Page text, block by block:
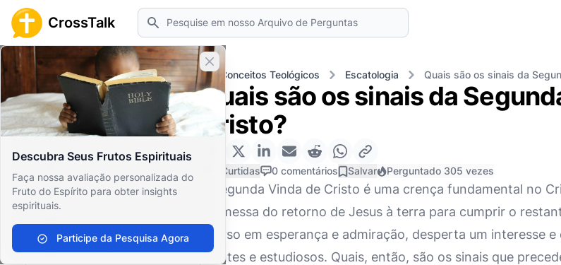
CrossTalk Pesquisar
Fechar banner
Descubra Seus Frutos Espirituais
Faça nossa avaliação personalizada do
Fruto do Espírito para obter insights
espirituais.
Participe da Pesquisa Agora
Home Arquivo de Perguntas Conceitos Teológicos Escatologia Quais são os sinais da
Início
Arquivo de Perguntas
Nosso blog
Conteúdo Salvo
Perguntas Populares
Bíblia Sagrada
Quais são os sinais da
Cristo?
0 Curtidas 0 comentários Salvar Perguntado 305 vezes
A Segunda Vinda de Cristo é uma crença fundamental no
promessa do retorno de Jesus à terra para cumprir o
imerso em esperança e admiração, desperta um interesse
crentes e estudiosos. Quais, então, são os sinais que